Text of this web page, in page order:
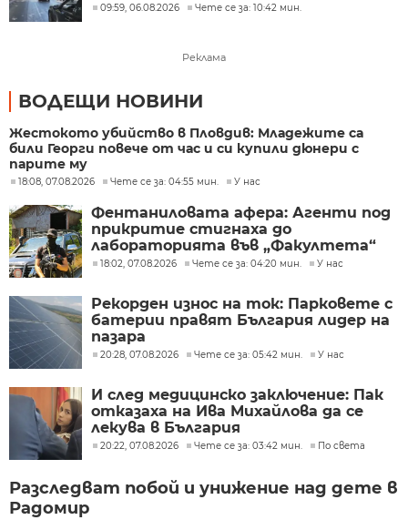
09:59, 06.08.2026 Чете се за: 10:42 мин.
Реклама
ВОДЕЩИ НОВИНИ
Жестокото убийство в Пловдив: Младежите са
били Георги повече от час и си купили дюнери с
парите му
18:08, 07.08.2026 Чете се за: 04:55 мин. У нас
Фентаниловата афера: Агенти под
прикритие стигнаха до
лабораторията във „Факултета“
18:02, 07.08.2026 Чете се за: 04:20 мин. У нас
Рекорден износ на ток: Парковете с
батерии правят България лидер на
пазара
20:28, 07.08.2026 Чете се за: 05:42 мин. У нас
И след медицинско заключение: Пак
отказаха на Ива Михайлова да се
лекува в България
20:22, 07.08.2026 Чете се за: 03:42 мин. По света
Разследват побой и унижение над дете в
Радомир